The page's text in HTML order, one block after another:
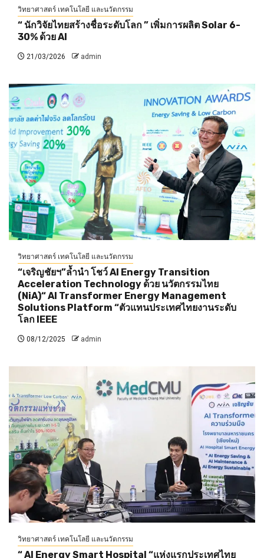
วิทยาศาสตร์ เทคโนโลยี และนวัตกรรม
“ นักวิจัยไทยสร้างชื่อระดับโลก ” เพิ่มการผลิต Solar 6-
30% ด้วย AI
21/03/2026 admin
วิทยาศาสตร์ เทคโนโลยี และนวัตกรรม
“เจริญชัยฯ”ล้ำนำ โชว์ AI Energy Transition
Acceleration Technology ด้วย นวัตกรรมไทย
(NiA)“ AI Transformer Energy Management
Solutions Platform “ตัวแทนประเทศไทยงานระดับ
โลก IEEE
08/12/2025 admin
วิทยาศาสตร์ เทคโนโลยี และนวัตกรรม
“ AI Energy Smart Hospital “แห่งแรกประเทศไทย